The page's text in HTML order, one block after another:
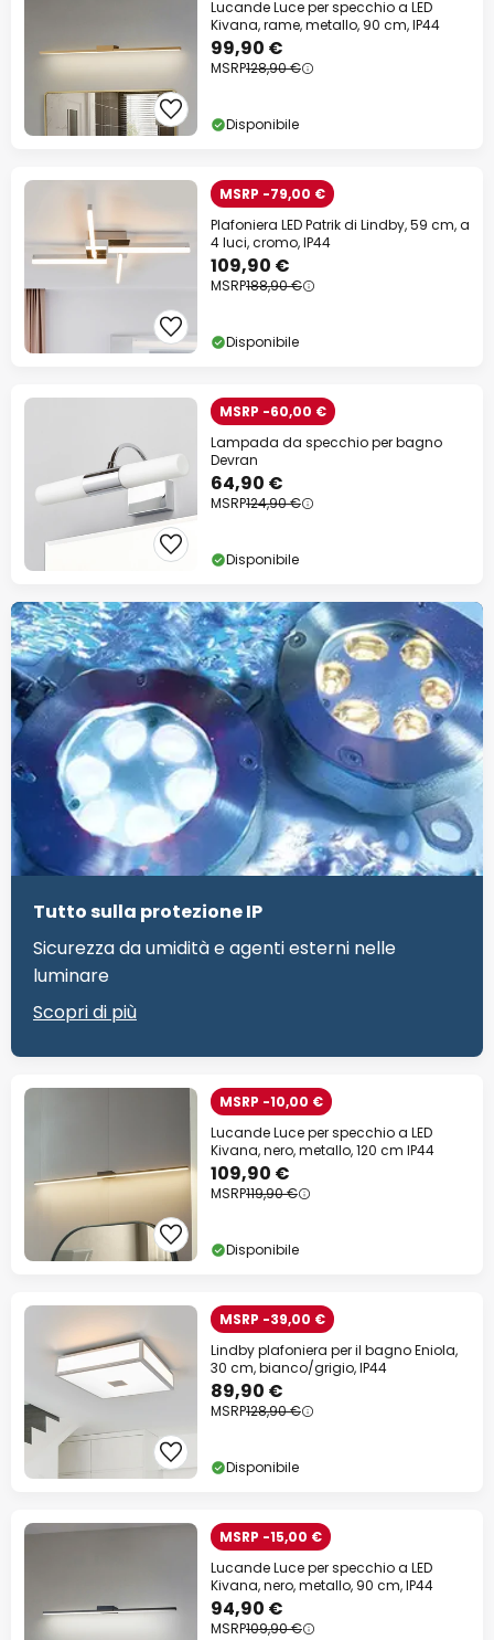
Lucande Luce per specchio a LED
Kivana, rame, metallo, 90 cm, IP44
99,90 €
MSRP128,90 €
Disponibile
MSRP -79,00 €
Plafoniera LED Patrik di Lindby, 59 cm, a
4 luci, cromo, IP44
109,90 €
MSRP188,90 €
Disponibile
MSRP -60,00 €
Lampada da specchio per bagno
Devran
64,90 €
MSRP124,90 €
Disponibile
Tutto sulla protezione IP
Sicurezza da umidità e agenti esterni nelle
luminare
Scopri di più
MSRP -10,00 €
Lucande Luce per specchio a LED
Kivana, nero, metallo, 120 cm IP44
109,90 €
MSRP119,90 €
Disponibile
MSRP -39,00 €
Lindby plafoniera per il bagno Eniola,
30 cm, bianco/grigio, IP44
89,90 €
MSRP128,90 €
Disponibile
MSRP -15,00 €
Lucande Luce per specchio a LED
Kivana, nero, metallo, 90 cm, IP44
94,90 €
MSRP109,90 €